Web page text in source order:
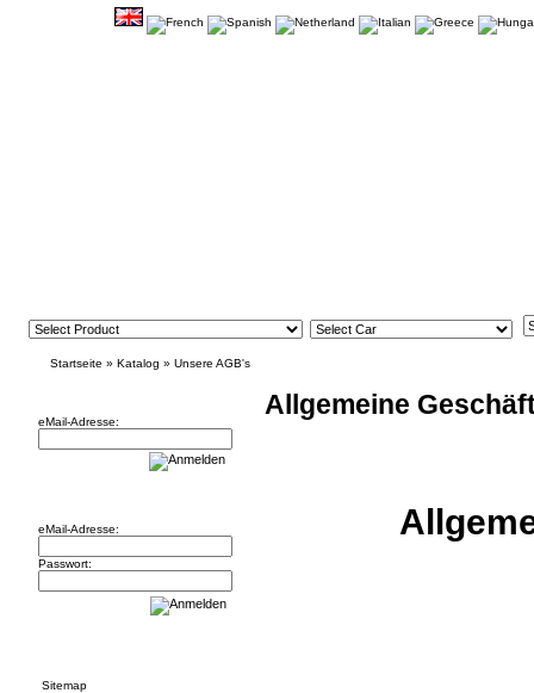
Startseite » Katalog » Unsere AGB's
eMail-Adresse:
eMail-Adresse:
Passwort:
Sitemap
Allgemeine